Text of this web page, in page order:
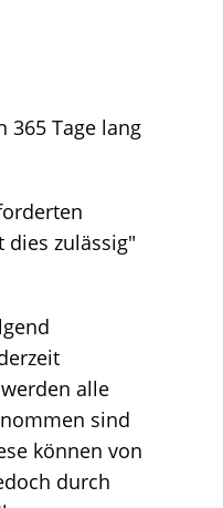
365 Tage lang
zulässig"
alle
sind
können von
durch